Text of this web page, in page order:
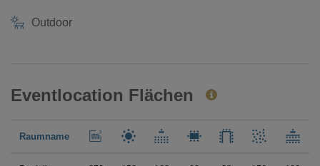
Outdoor
Eventlocation Flächen
Raumname